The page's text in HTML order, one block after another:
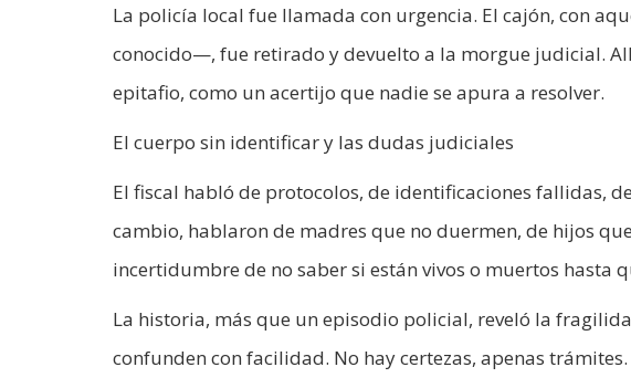
La policía local fue llamada con urgencia. El cajón, con
conocido—, fue retirado y devuelto a la morgue judicial.
epitafio, como un acertijo que nadie se apura a resolver.
El cuerpo sin identificar y las dudas judiciales
El fiscal habló de protocolos, de identificaciones fallidas,
cambio, hablaron de madres que no duermen, de hijos
incertidumbre de no saber si están vivos o muertos hasta
La historia, más que un episodio policial, reveló la
confunden con facilidad. No hay certezas, apenas trámites.